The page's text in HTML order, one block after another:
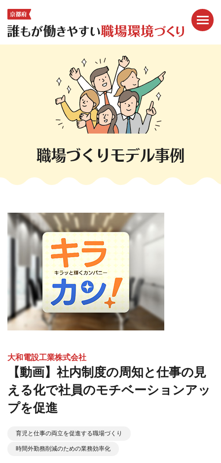
メニ
職場づくりモデル事例
大和電設工業株式会社
【動画】社内制度の周知と仕事の見
える化で社員のモチベーションアッ
プを促進
育児と仕事の両立を促進する職場づくり
時間外勤務削減のための業務効率化